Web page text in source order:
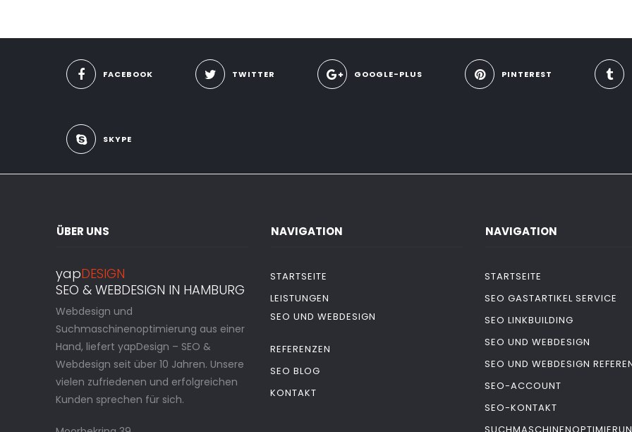
FACEBOOK TWITTER GOOGLE-PLUS PINTEREST
SKYPE
ÜBER UNS
yapDESIGN
SEO & WEBDESIGN IN HAMBURG
Webdesign und
Suchmaschinenoptimierung aus einer
Hand, liefert yapDesign – SEO &
Webdesign seit über 10 Jahren. Unsere
vielen zufriedenen und erfolgreichen
Kunden sprechen für sich.
NAVIGATION
STARTSEITE
LEISTUNGEN
SEO UND WEBDESIGN
REFERENZEN
SEO BLOG
KONTAKT
NAVIGATION
STARTSEITE
SEO GASTARTIKEL SERVICE
SEO LINKBUILDING
SEO UND WEBDESIGN
SEO UND WEBDESIGN
SEO-ACCOUNT
SEO-KONTAKT